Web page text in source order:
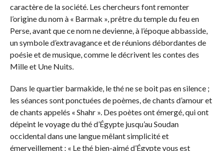
caractère de la société. Les chercheurs font remonter
l’origine du nom à « Barmak », prêtre du temple du feu en
Perse, avant que ce nom ne devienne, à l’époque abbasside,
un symbole d’extravagance et de réunions débordantes de
poésie et de musique, comme le décrivent les contes des
Mille et Une Nuits.
Dans le quartier barmakide, le thé ne se boit pas en silence ;
les séances sont ponctuées de poèmes, de chants d’amour et
de chants appelés « Shahr ». Des poètes ont émergé, qui ont
dépeint le voyage du thé d’Égypte jusqu’au Soudan
occidental dans une langue mêlant simplicité et
émerveillement : « Le thé bien-aimé d’Égypte vous est